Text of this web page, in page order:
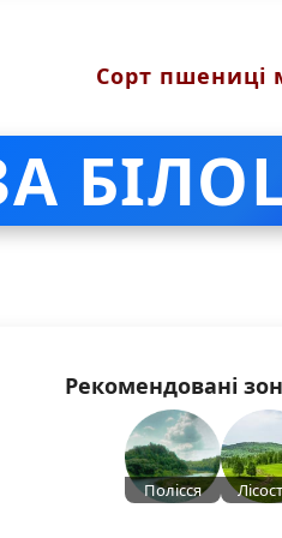
Сорт пшениці
Рекомендовані
Полісся